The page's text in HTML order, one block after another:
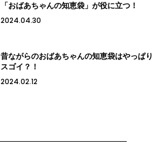
「おばあちゃんの知恵袋」が役に立つ！
2024.04.30
昔ながらのおばあちゃんの知恵袋はやっぱり
スゴイ？！
2024.02.12